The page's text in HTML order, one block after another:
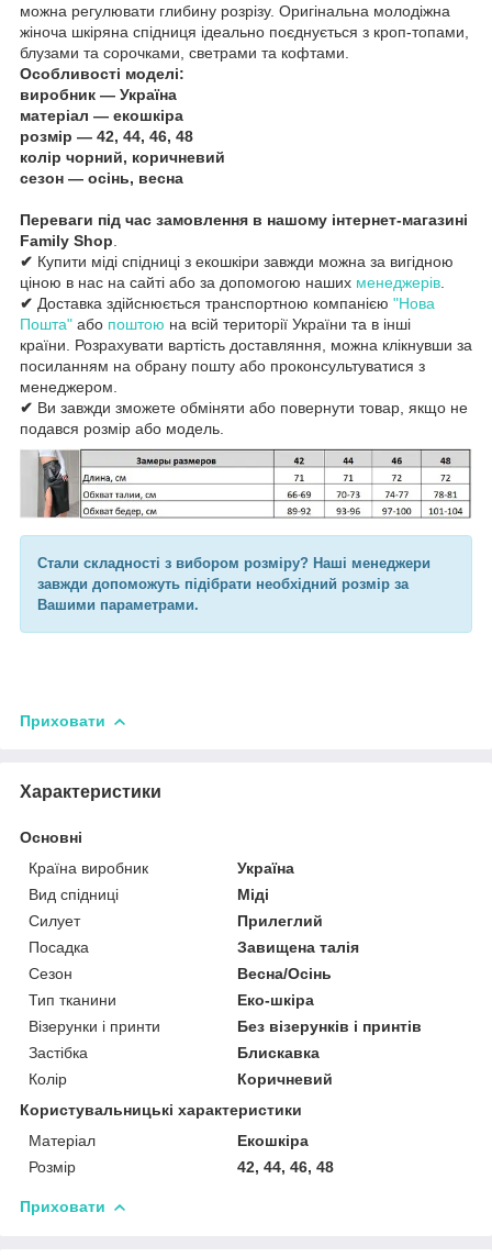
можна регулювати глибину розрізу. Оригінальна молодіжна
жіноча шкіряна спідниця ідеально поєднується з кроп-топами,
блузами та сорочками, светрами та кофтами.
Особливості моделі:
виробник — Україна
матеріал — екошкіра
розмір — 42, 44, 46, 48
колір чорний, коричневий
сезон — осінь, весна
Переваги під час замовлення в нашому інтернет-магазині
Family Shop
✔ Купити міді спідниці з екошкіри завжди можна за вигідною
ціною в нас на сайті або за допомогою наших менеджерів
✔ Доставка здійснюється транспортною компанією "Нова
Пошта" або поштою на всій території України та в інші
країни. Розрахувати вартість доставляння, можна клікнувши за
посиланням на обрану пошту або проконсультуватися з
менеджером.
✔ Ви завжди зможете обміняти або повернути товар, якщо не
подався розмір або модель.
Стали складності з вибором розміру? Наші менеджери
завжди допоможуть підібрати необхідний розмір за
Вашими параметрами.
Приховати
Характеристики
Основні
Країна виробник
Україна
Вид спідниці
Міді
Силует
Прилеглий
Посадка
Завищена талія
Сезон
Весна/Осінь
Тип тканини
Еко-шкіра
Візерунки і принти
Без візерунків і принтів
Застібка
Блискавка
Колір
Коричневий
Користувальницькі характеристики
Матеріал
Екошкіра
Розмір
42, 44, 46, 48
Приховати